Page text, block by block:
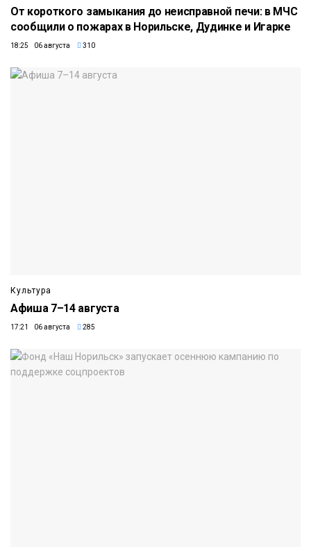
От короткого замыкания до неисправной печи: в МЧС
сообщили о пожарах в Норильске, Дудинке и Игарке
18:25 06 августа 310
Культура
Афиша 7–14 августа
17:21 06 августа 285